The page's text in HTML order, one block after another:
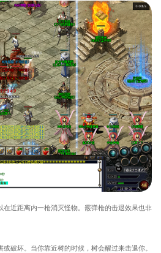
在近距离内一枪消灭怪物。霰弹枪的击退效果也非
破坏。当你靠近树的时候，树会醒过来击退你。